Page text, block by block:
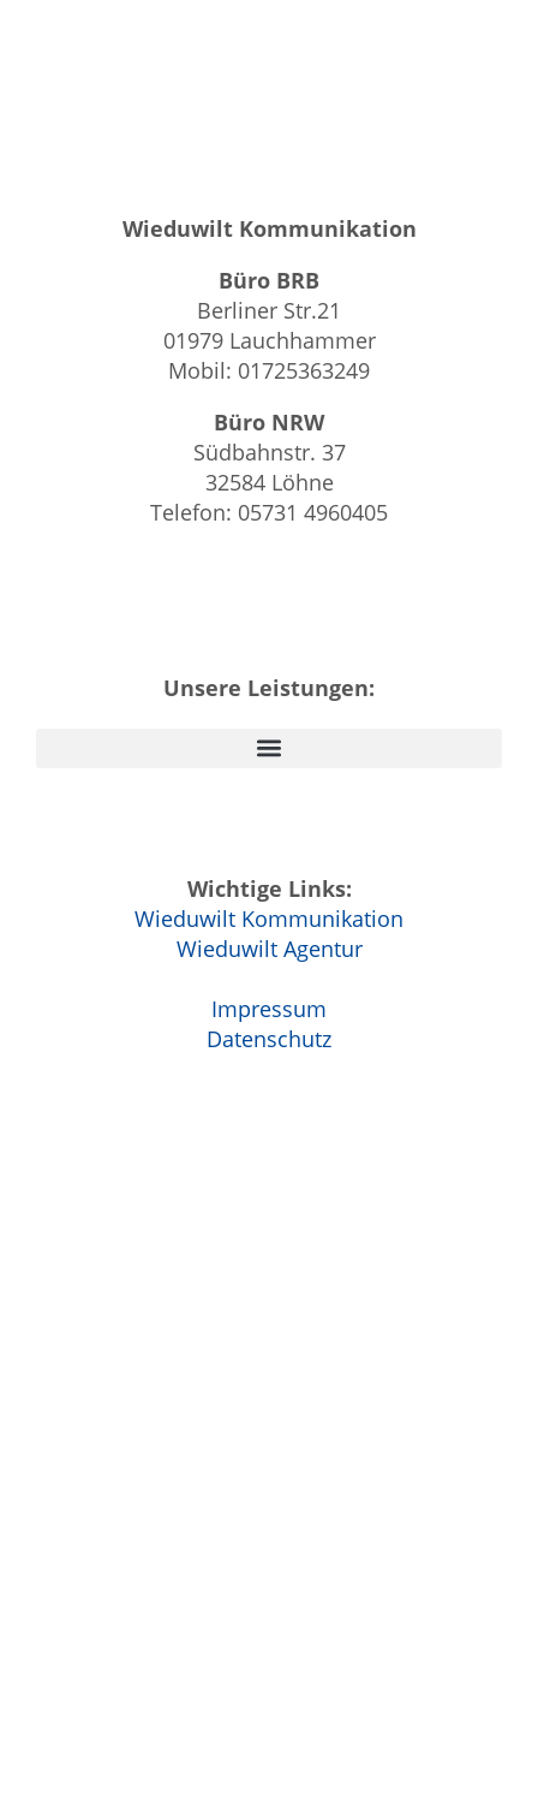
Wieduwilt Kommunikation
Büro BRB
Berliner Str.21
01979 Lauchhammer
Mobil: 01725363249
Büro NRW
Südbahnstr. 37
32584 Löhne
Telefon: 05731 4960405
Unsere Leistungen:
Wichtige Links:
Wieduwilt Kommunikation
Wieduwilt Agentur
Impressum
Datenschutz